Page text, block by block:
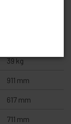
39 kg
911 mm
617 mm
711 mm